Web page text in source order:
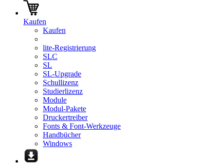
Kaufen
Kaufen
lite-Registrierung
SLC
SL
SL-Upgrade
Schullizenz
Studierlizenz
Module
Modul-Pakete
Druckertreiber
Fonts & Font-Werkzeuge
Handbücher
Windows